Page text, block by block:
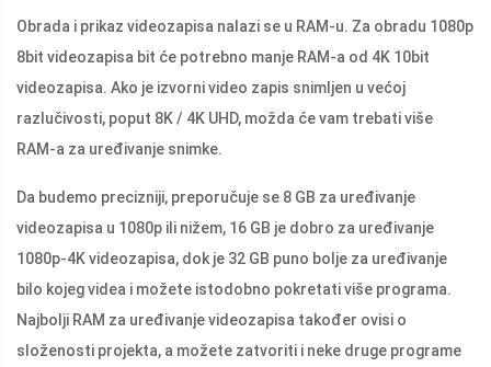
Obrada i prikaz videozapisa nalazi se u RAM-u. Za obradu 1080p
8bit videozapisa bit će potrebno manje RAM-a od 4K 10bit
videozapisa. Ako je izvorni video zapis snimljen u većoj
razlučivosti, poput 8K / 4K UHD, možda će vam trebati više
RAM-a za uređivanje snimke.
Da budemo precizniji, preporučuje se 8 GB za uređivanje
videozapisa u 1080p ili nižem, 16 GB je dobro za uređivanje
1080p-4K videozapisa, dok je 32 GB puno bolje za uređivanje
bilo kojeg videa i možete istodobno pokretati više programa.
Najbolji RAM za uređivanje videozapisa također ovisi o
složenosti projekta, a možete zatvoriti i neke druge programe